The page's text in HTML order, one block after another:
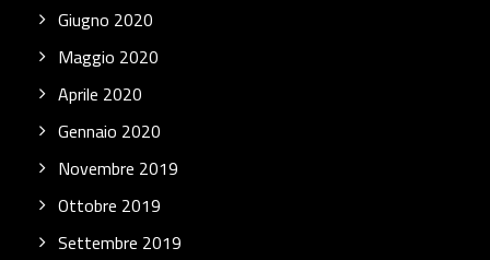
Giugno 2020
Maggio 2020
Aprile 2020
Gennaio 2020
Novembre 2019
Ottobre 2019
Settembre 2019